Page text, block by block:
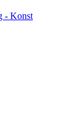
- Konst